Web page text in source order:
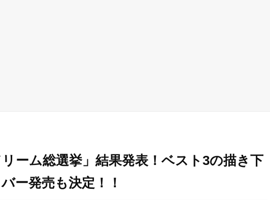
リーム総選挙」結果発表！ベスト3の描き下
ー発売も決定！！